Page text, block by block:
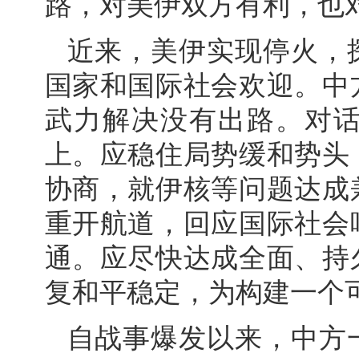
近来，美伊实现停火
国家和国际社会欢迎。
武力解决没有出路。对
上。应稳住局势缓和势
协商，就伊核等问题达
重开航道，回应国际社
通。应尽快达成全面、
复和平稳定，为构建一个
自战事爆发以来，中